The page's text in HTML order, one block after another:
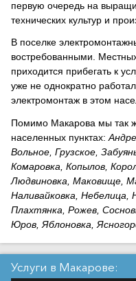
Услуги в Макарове:
первую очередь на
технических культур и
В поселке
востребованными.
приходится прибегать к
уже не однократно
электромонтаж в этом
Помимо Макарова мы так
населенных пунктах:
Вольное, Грузское,
Комаровка, Копылов,
Людвиновка, Маковище,
Наливайковка, Небелица,
Плахтянка, Рожев,
Юров, Яблоновка,